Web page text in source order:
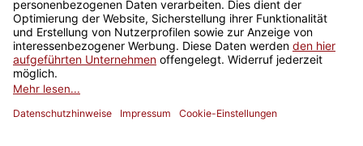
Newsletter